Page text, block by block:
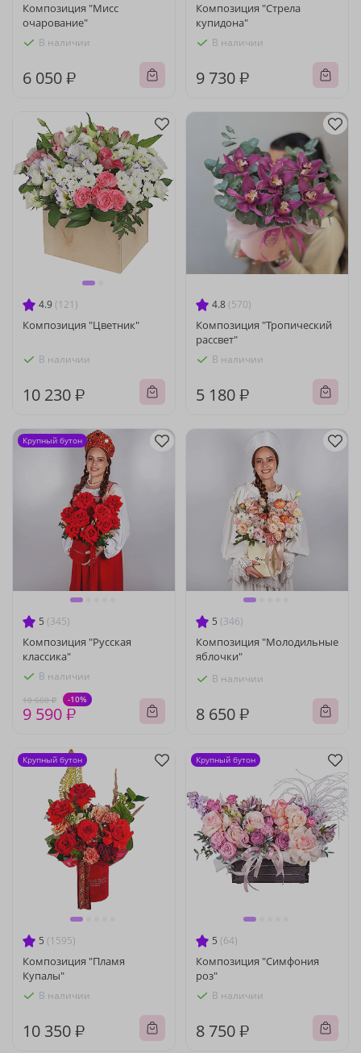
Композиция "Мисс
очарование"
В наличии
6 050 ₽
Композиция "Стрела
купидона"
В наличии
9 730 ₽
4.9 (121)
Композиция "Цветник"
В наличии
10 230 ₽
4.8 (570)
Композиция "Тропический
рассвет"
В наличии
5 180 ₽
5 (345)
Композиция "Русская
классика"
В наличии
10 660 ₽ -10%
9 590 ₽
Крупный бутон
5 (346)
Композиция "Молодильные
яблочки"
В наличии
8 650 ₽
5 (1595)
Композиция "Пламя
Купалы"
В наличии
10 350 ₽
Крупный бутон
5 (64)
Композиция "Симфония
роз"
В наличии
8 750 ₽
Крупный бутон